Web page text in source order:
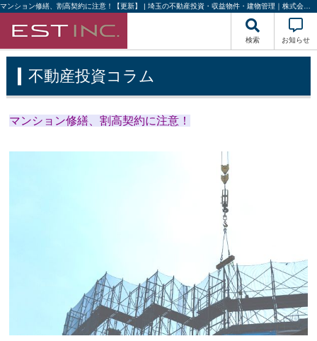
検索 お知らせ
不動産投資コラム
マンション修繕、割高契約に注意！